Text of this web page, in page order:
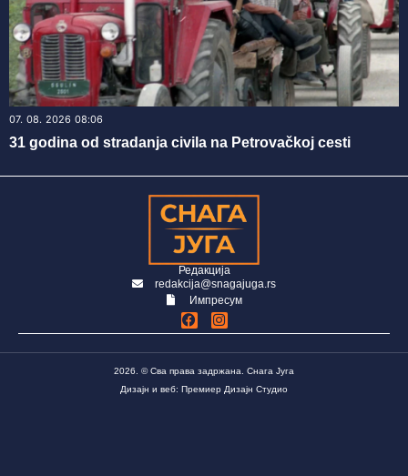
07. 08. 2026 08:06
31 godina od stradanja civila na Petrovačkoj cesti
Редакција
redakcija@snagajuga.rs
Импресум
2026. © Сва права задржана. Снага Југа
Дизајн и веб: Премиер Дизајн Студио